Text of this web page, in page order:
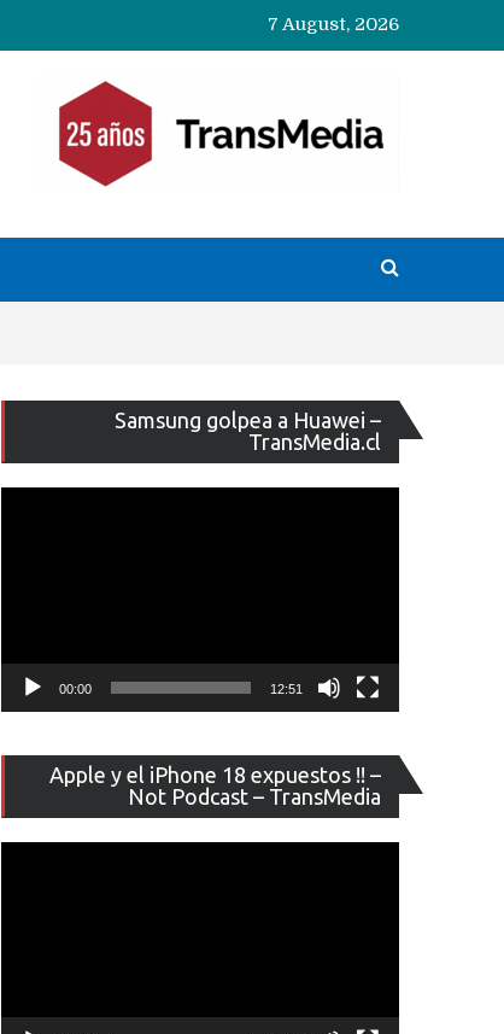
7 August, 2026
Samsung golpea a Huawei –
TransMedia.cl
de
vídeo
00:00 12:51
Apple y el iPhone 18 expuestos !! –
Not Podcast – TransMedia
de
vídeo